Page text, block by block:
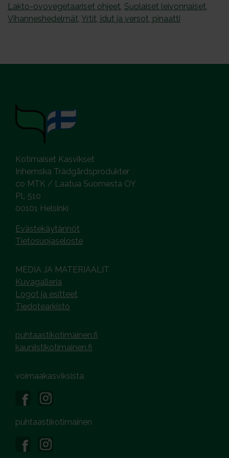
Lakto-ovovegetaariset ohjeet, Suolaiset leivonnaiset,
Vihanneshedelmät, Yrtit, idut ja versot, pinaatti
Kotimaiset Kasvikset
Inhemska Trädgårdsprodukter
co MTK / Laatua Suomesta OY
PL 510
00101 Helsinki
Evästekäytännöt
Tietosuojaseloste
MEDIA JA MATERIAALIT
Kuvagalleria
Logot ja esitteet
Tiedotearkisto
puhtaastikotimainen.fi
kauniistikotimainen.fi
voimaakasviksista
puhtaastikotimainen